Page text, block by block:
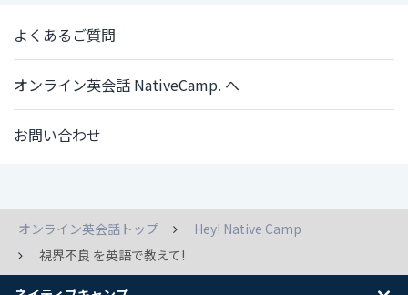
よくあるご質問
オンライン英会話 NativeCamp. へ
お問い合わせ
オンライン英会話トップ
Hey! Native Camp
視界不良 を英語で教えて!